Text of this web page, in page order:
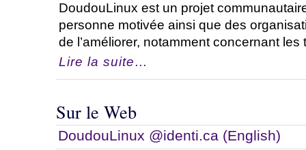
DoudouLinux est un projet
personne motivée ainsi que des
de l’améliorer, notamment concernant les
Lire la suite…
Sur le Web
DoudouLinux @identi.ca (English)